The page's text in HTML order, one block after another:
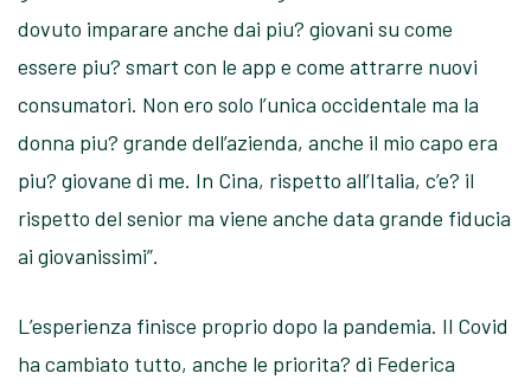
dovuto imparare anche dai piu? giovani su come
essere piu? smart con le app e come attrarre nuovi
consumatori. Non ero solo l’unica occidentale ma la
donna piu? grande dell’azienda, anche il mio capo era
piu? giovane di me. In Cina, rispetto all’Italia, c’e? il
rispetto del senior ma viene anche data grande fiducia
ai giovanissimi”.
L’esperienza finisce proprio dopo la pandemia. Il Covid
ha cambiato tutto, anche le priorita? di Federica